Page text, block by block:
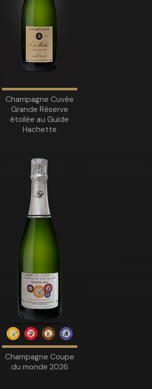
Champagne Cuvée
Grande Réserve
étoilée au Guide
Hachette
Champagne Coupe
du monde 2026